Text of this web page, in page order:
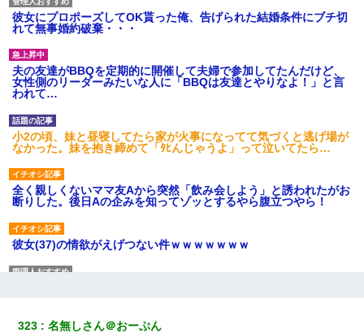
彼女にプロポーズしてOK貰った俺、告げられた結婚条件にブチ切
れて無事婚約破棄・・・
夫の友達がBBQを定期的に開催して夫婦で参加してたんだけど、
女性側のリーダーみたいな人に「BBQは友達とやりなよ！」と言
われて…
小2の頃、妹と昼寝してたら家が火事になってて気づくと逃げ場が
なかった。妹を抱き締めて「ﾀﾋんじゃうよ」って泣いてたら…
全く親しくないママ友Aから突然「飲み会しよう」と誘われたがお
断りした。後日Aの企みを知ってゾッとするやら腹立つやら！
彼女(37)の情欲がえげつない件ｗｗｗｗｗｗｗ
323 名無しさん＠おーぷん